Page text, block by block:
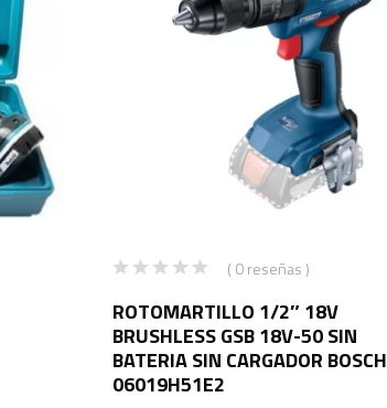
( 0 reseñas )
ROTOMARTILLO 1/2″ 18V
BRUSHLESS GSB 18V-50 SIN
BATERIA SIN CARGADOR BOSCH
06019H51E2